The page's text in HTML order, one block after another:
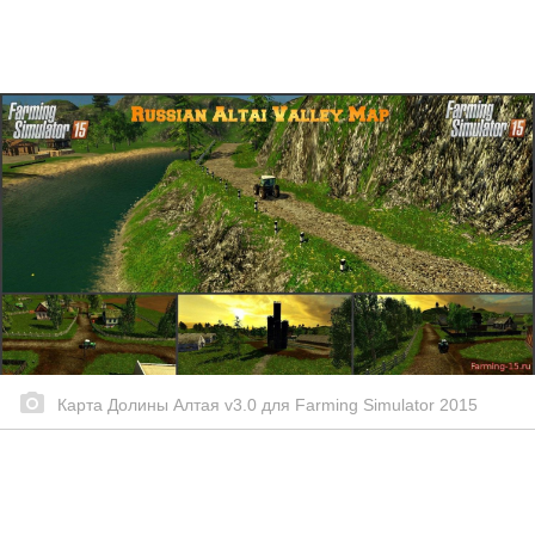
Карта Долины Алтая v3.0 для Farming Simulator 2015